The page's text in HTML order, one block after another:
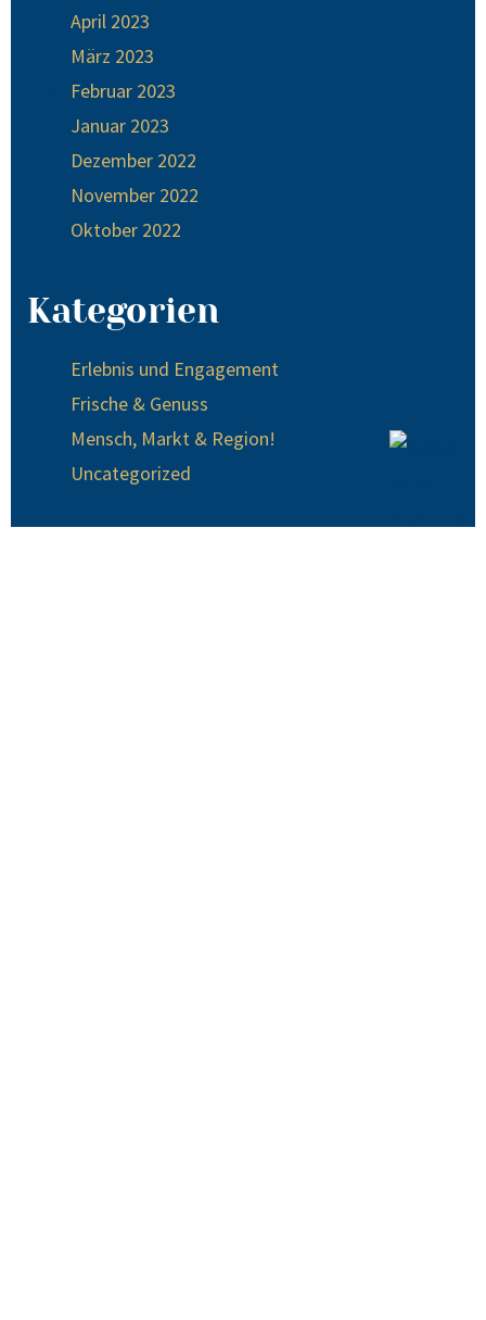
April 2023
März 2023
Februar 2023
Januar 2023
Dezember 2022
November 2022
Oktober 2022
Kategorien
Erlebnis und Engagement
Frische & Genuss
Mensch, Markt & Region!
Uncategorized